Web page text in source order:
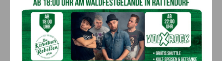
Menschen vor Abrutschen in die
Armut schützen“
„Das macht deutlich, dass 2.000 Euro brutto im Monat keine